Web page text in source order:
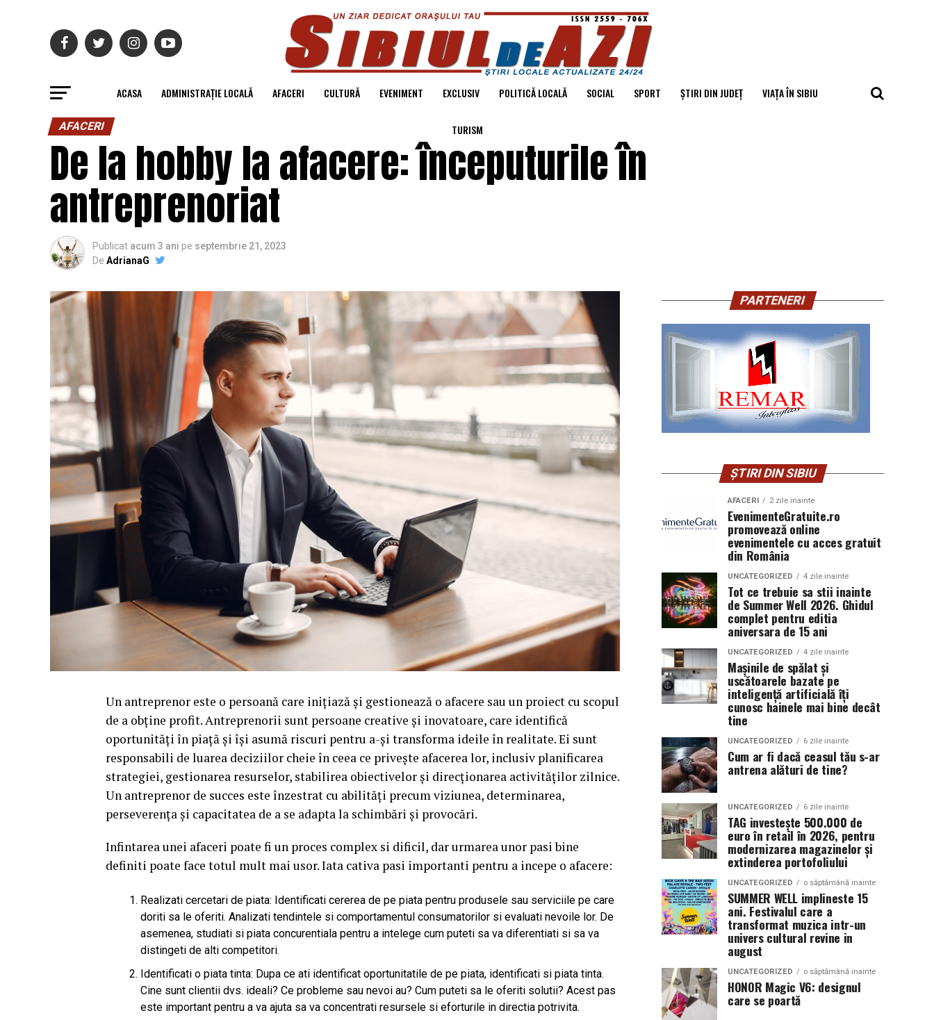
ACASA ADMINISTRAȚIE LOCALĂ AFACERI CULTURĂ EVENIMENT EXCLUSIV POLITICĂ LOCALĂ SOCIAL SPORT ȘTIRI DIN JUDEȚ VIAȚA ÎN SIBIU
TURISM
AFACERI
De la hobby la afacere: începuturile în
antreprenoriat
Publicat acum 3 ani pe septembrie 21, 2023
De AdrianaG
Un antreprenor este o persoană care inițiază și gestionează o afacere sau un proiect cu scopul
de a obține profit. Antreprenorii sunt persoane creative și inovatoare, care identifică
oportunități în piață și își asumă riscuri pentru a-și transforma ideile în realitate. Ei sunt
responsabili de luarea deciziilor cheie în ceea ce privește afacerea lor, inclusiv planificarea
strategiei, gestionarea resurselor, stabilirea obiectivelor și direcționarea activităților zilnice.
Un antreprenor de succes este înzestrat cu abilități precum viziunea, determinarea,
perseverența și capacitatea de a se adapta la schimbări și provocări.
Infintarea unei afaceri poate fi un proces complex si dificil, dar urmarea unor pasi bine
definiti poate face totul mult mai usor. Iata cativa pasi importanti pentru a incepe o afacere:
Realizati cercetari de piata: Identificati cererea de pe piata pentru produsele sau serviciile pe care
doriti sa le oferiti. Analizati tendintele si comportamentul consumatorilor si evaluati nevoile lor. De
asemenea, studiati si piata concurentiala pentru a intelege cum puteti sa va diferentiati si sa va
distingeti de alti competitori.
Identificati o piata tinta: Dupa ce ati identificat oportunitatile de pe piata, identificati si piata tinta.
Cine sunt clientii dvs. ideali? Ce probleme sau nevoi au? Cum puteti sa le oferiti solutii? Acest pas
este important pentru a va ajuta sa va concentrati resursele si eforturile in directia potrivita.
PARTENERI
ȘTIRI DIN SIBIU
AFACERI 2 zile inainte
EvenimenteGratuite.ro
promovează online
evenimentele cu acces gratuit
din România
UNCATEGORIZED 4 zile inainte
Tot ce trebuie sa stii inainte
de Summer Well 2026. Ghidul
complet pentru editia
aniversara de 15 ani
UNCATEGORIZED 4 zile inainte
Mașinile de spălat și
uscătoarele bazate pe
inteligență artificială îți
cunosc hainele mai bine decât
tine
UNCATEGORIZED 6 zile inainte
Cum ar fi dacă ceasul tău s-ar
antrena alături de tine?
UNCATEGORIZED 6 zile inainte
TAG investește 500.000 de
euro în retail în 2026, pentru
modernizarea magazinelor și
extinderea portofoliului
UNCATEGORIZED o săptămână inainte
SUMMER WELL implineste 15
ani. Festivalul care a
transformat muzica intr-un
univers cultural revine in
august
UNCATEGORIZED o săptămână inainte
HONOR Magic V6: designul
care se poartă